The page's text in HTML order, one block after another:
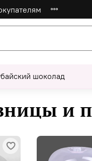
шоколад
и